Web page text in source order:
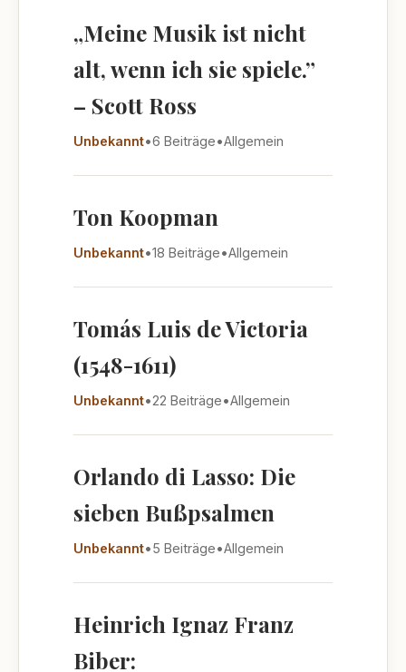
„Meine Musik ist nicht
alt, wenn ich sie spiele.”
– Scott Ross
Unbekannt•6 Beiträge•Allgemein
Ton Koopman
Unbekannt•18 Beiträge•Allgemein
Tomás Luis de Victoria
(1548-1611)
Unbekannt•22 Beiträge•Allgemein
Orlando di Lasso: Die
sieben Bußpsalmen
Unbekannt•5 Beiträge•Allgemein
Heinrich Ignaz Franz
Biber: